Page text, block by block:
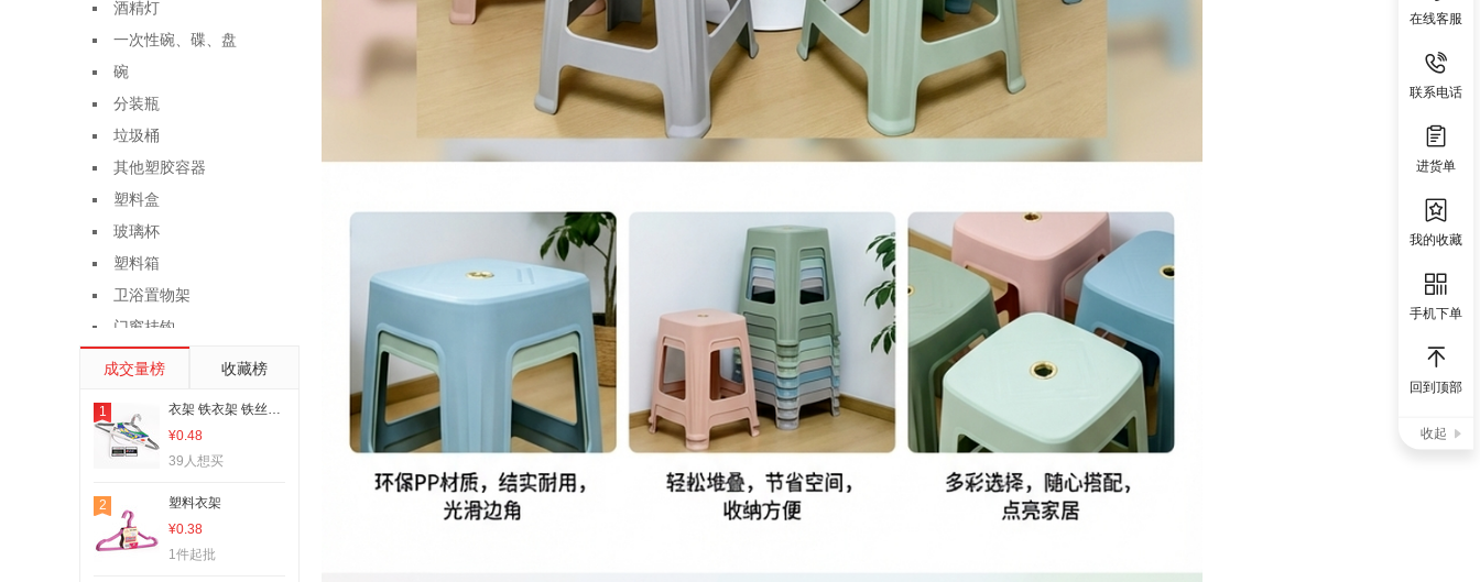
在线客服
联系电话
进货单
我的收藏
手机下单
回到顶部
收起
酒精灯
一次性碗、碟、盘
碗
分装瓶
垃圾桶
其他塑胶容器
塑料盒
玻璃杯
塑料箱
卫浴置物架
门窗挂钩
亚克力管
水培植物瓶、生态瓶
密封盒、储物罐
厨房置物架
盆栽
成交量榜 收藏榜
1
衣架 铁衣架 铁丝衣架 铁丝扭头衣架
¥0.48
39人想买
2
塑料衣架
¥0.38
1件起批